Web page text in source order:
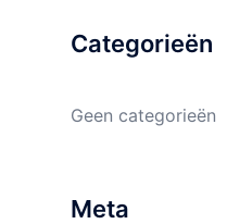
Categorieën
Geen categorieën
Meta